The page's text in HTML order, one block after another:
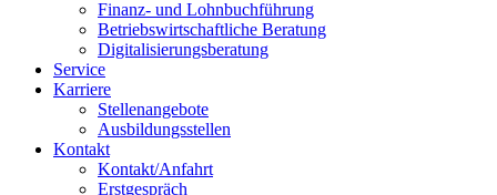
Finanz- und Lohnbuchführung
Betriebswirtschaftliche Beratung
Digitalisierungsberatung
Service
Karriere
Stellenangebote
Ausbildungsstellen
Kontakt
Kontakt/Anfahrt
Erstgespräch